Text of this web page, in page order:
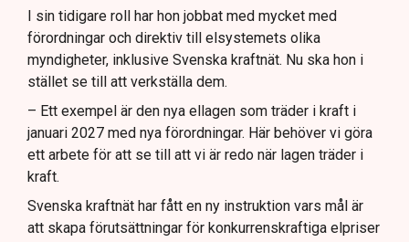
I sin tidigare roll har hon jobbat med mycket med
förordningar och direktiv till elsystemets olika
myndigheter, inklusive Svenska kraftnät. Nu ska hon i
stället se till att verkställa dem.
– Ett exempel är den nya ellagen som träder i kraft i
januari 2027 med nya förordningar. Här behöver vi göra
ett arbete för att se till att vi är redo när lagen träder i
kraft.
Svenska kraftnät har fått en ny instruktion vars mål är
att skapa förutsättningar för konkurrenskraftiga elpriser